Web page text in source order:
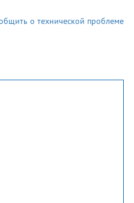
о технической проблеме